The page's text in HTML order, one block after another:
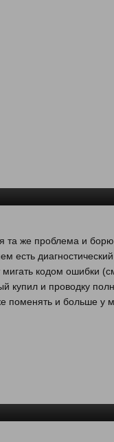
та же проблема и
есть
кодом ошибки
купил и проводку
поменять и больше у